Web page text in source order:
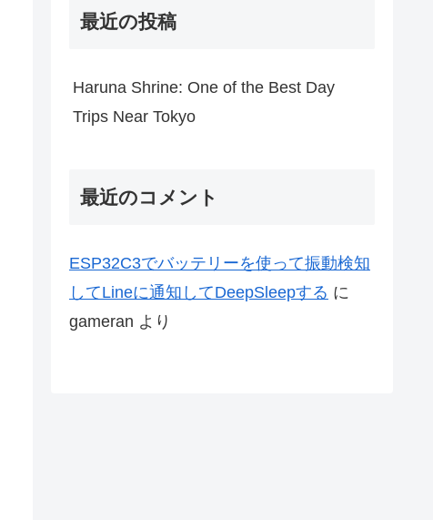
最近の投稿
Haruna Shrine: One of the Best Day
Trips Near Tokyo
最近のコメント
ESP32C3でバッテリーを使って振動検知
してLineに通知してDeepSleepする に
gameran より